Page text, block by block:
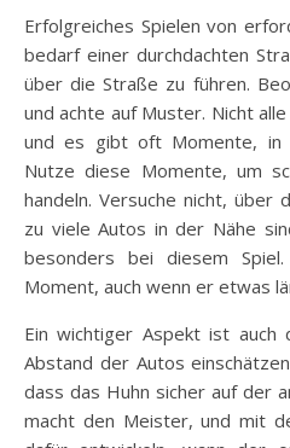
Erfolgreiches Spielen von
bedarf einer durchdachten
über die Straße zu führen.
und achte auf Muster. Nicht
und es gibt oft Momente, in
Nutze diese Momente, um
handeln. Versuche nicht, über
zu viele Autos in der Nähe
besonders bei diesem
Moment, auch wenn er etwas
Ein wichtiger Aspekt ist auch
Abstand der Autos
dass das Huhn sicher auf der
macht den Meister, und mit